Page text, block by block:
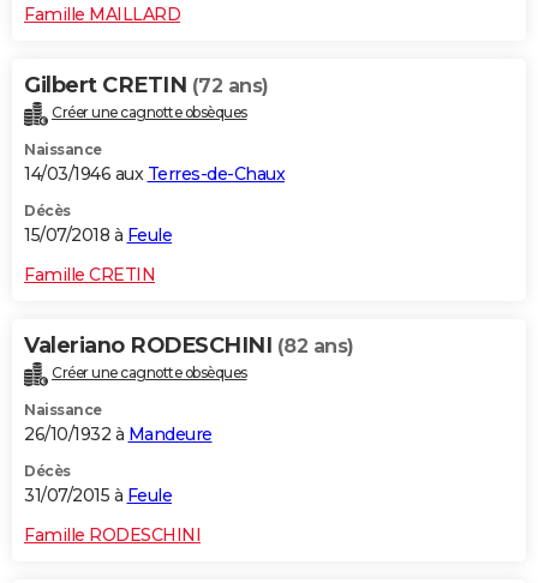
Famille MAILLARD
Gilbert CRETIN (72 ans)
Créer une cagnotte obsèques
Naissance
14/03/1946 aux Terres-de-Chaux
Décès
15/07/2018 à Feule
Famille CRETIN
Valeriano RODESCHINI (82 ans)
Créer une cagnotte obsèques
Naissance
26/10/1932 à Mandeure
Décès
31/07/2015 à Feule
Famille RODESCHINI